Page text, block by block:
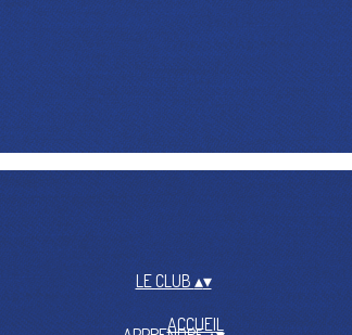
LE CLUB ▴▾
ACCUEIL